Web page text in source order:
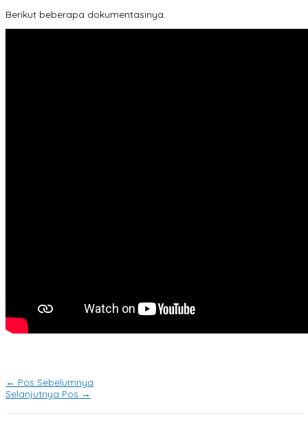
Berikut beberapa dokumentasinya.
← Pos Sebelumnya
Selanjutnya Pos →